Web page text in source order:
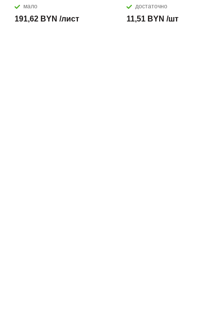
мало
191,62 BYN /лист
достаточно
11,51 BYN /шт